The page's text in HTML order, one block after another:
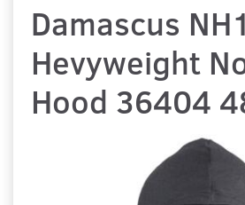
Damascus
Hevyweight
Hood 36404